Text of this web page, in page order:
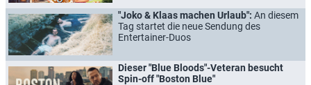
"Joko & Klaas machen Urlaub": An diesem
Tag startet die neue Sendung des
Entertainer-Duos
Dieser "Blue Bloods"-Veteran besucht
Spin-off "Boston Blue"